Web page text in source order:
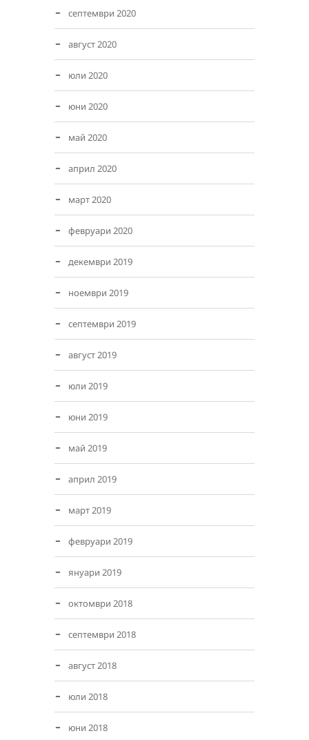
септември 2020
август 2020
юли 2020
юни 2020
май 2020
април 2020
март 2020
февруари 2020
декември 2019
ноември 2019
септември 2019
август 2019
юли 2019
юни 2019
май 2019
април 2019
март 2019
февруари 2019
януари 2019
октомври 2018
септември 2018
август 2018
юли 2018
юни 2018